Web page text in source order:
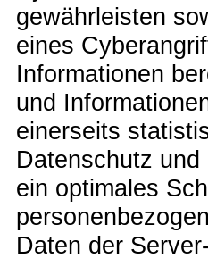
gewährleisten
eines
Informationen
und
einerseits
Datenschutz
ein optimales
Daten der